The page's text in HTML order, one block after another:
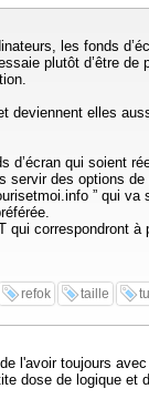
les fonds
plutôt d’être
elles
qui soient
des options
” qui
correspondront
refok taille
l'avoir toujours
dose de logique et